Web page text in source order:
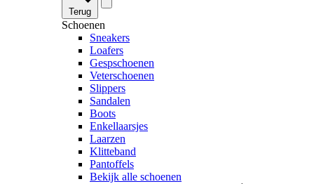
Terug
Schoenen
Sneakers
Loafers
Gespschoenen
Veterschoenen
Slippers
Sandalen
Boots
Enkellaarsjes
Laarzen
Klitteband
Pantoffels
Bekijk alle schoenen